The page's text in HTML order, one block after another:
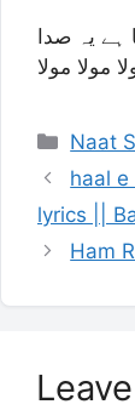
ہے یہ صدا
مولا مولا
Naat
haal
lyrics ||
Ham